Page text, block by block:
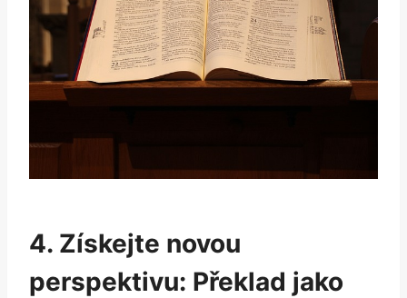
4. Získejte novou
perspektivu: Překlad jako